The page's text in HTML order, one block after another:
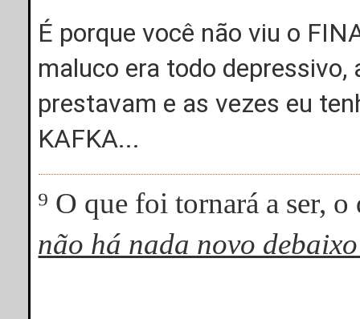
É porque você não viu o
maluco era todo
prestavam e as vezes eu
KAFKA...
⁹ O que foi tornará a ser,
não há nada novo